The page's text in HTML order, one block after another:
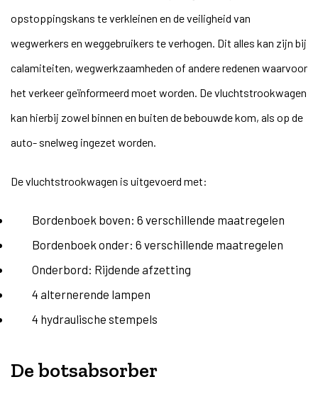
opstoppingskans te verkleinen en de veiligheid van
wegwerkers en weggebruikers te verhogen. Dit alles kan zijn bij
calamiteiten, wegwerkzaamheden of andere redenen waarvoor
het verkeer geïnformeerd moet worden. De vluchtstrookwagen
kan hierbij zowel binnen en buiten de bebouwde kom, als op de
auto- snelweg ingezet worden.
De vluchtstrookwagen is uitgevoerd met:
Bordenboek boven: 6 verschillende maatregelen
Bordenboek onder: 6 verschillende maatregelen
Onderbord: Rijdende afzetting
4 alternerende lampen
4 hydraulische stempels
De botsabsorber